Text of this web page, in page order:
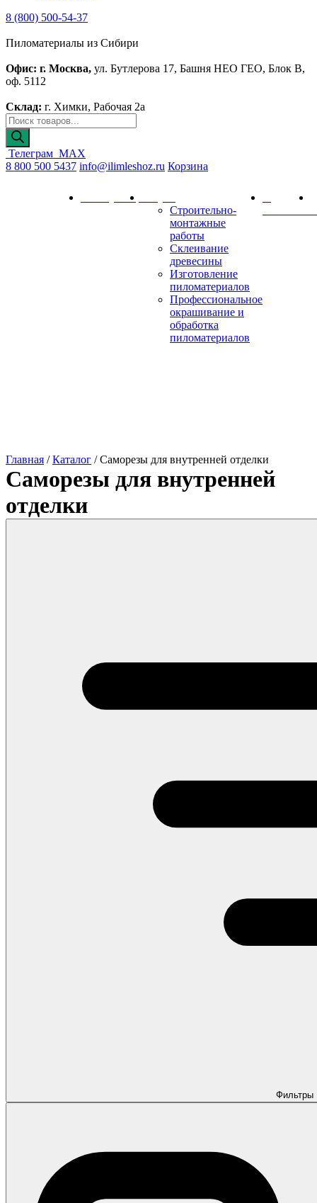
8 (800) 500-54-37
Пиломатериалы из Сибири
Офис: г. Москва, ул. Бутлерова 17, Башня НЕО ГЕО, Блок В,
оф. 5112
Склад: г. Химки, Рабочая 2а
Поиск
товаров
Телеграм MAX
8 800 500 5437 info@ilimleshoz.ru Корзина
Калькулятор
Строительно-
монтажные
работы
Склеивание
древесины
Изготовление
пиломатериалов
Профессиональное
окрашивание и
обработка
пиломатериалов
Главная /Каталог /Саморезы для внутренней отделки
Саморезы для внутренней
отделки
Фильтры